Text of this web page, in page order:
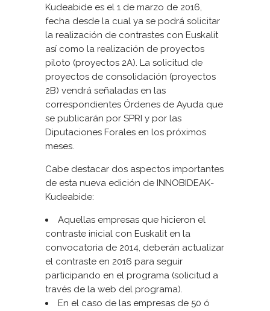
Kudeabide es el 1 de marzo de 2016,
fecha desde la cual ya se podrá solicitar
la realización de contrastes con Euskalit
así como la realización de proyectos
piloto (proyectos 2A). La solicitud de
proyectos de consolidación (proyectos
2B) vendrá señaladas en las
correspondientes Órdenes de Ayuda que
se publicarán por SPRI y por las
Diputaciones Forales en los próximos
meses.
Cabe destacar dos aspectos importantes
de esta nueva edición de INNOBIDEAK-
Kudeabide:
Aquellas empresas que hicieron el
contraste inicial con Euskalit en la
convocatoria de 2014, deberán actualizar
el contraste en 2016 para seguir
participando en el programa (solicitud a
través de la web del programa).
En el caso de las empresas de 50 ó